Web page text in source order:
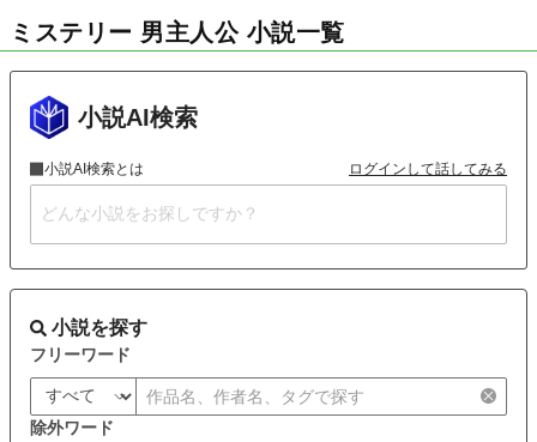
ミステリー 男主人公 小説一覧
小説AI検索
小説AI検索とは ログインして話してみる
小説を探す
フリーワード
除外ワード